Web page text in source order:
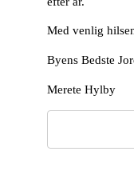
Med venlig
Byens Bedste
Merete Hylby